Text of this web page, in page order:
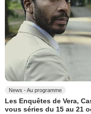
News - Au programme
Les Enquêtes de Vera,
vous séries du 15 au 21